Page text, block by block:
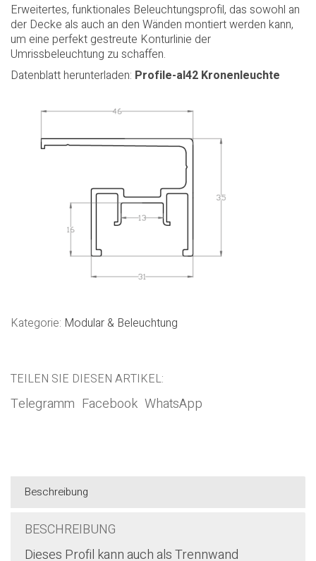
Erweitertes, funktionales Beleuchtungsprofil, das sowohl an
der Decke als auch an den Wänden montiert werden kann,
um eine perfekt gestreute Konturlinie der
Umrissbeleuchtung zu schaffen.
Datenblatt herunterladen: Profile-al42 Kronenleuchte
Kategorie: Modular & Beleuchtung
TEILEN SIE DIESEN ARTIKEL:
Telegramm Facebook WhatsApp
Beschreibung
BESCHREIBUNG
Dieses Profil kann auch als Trennwand